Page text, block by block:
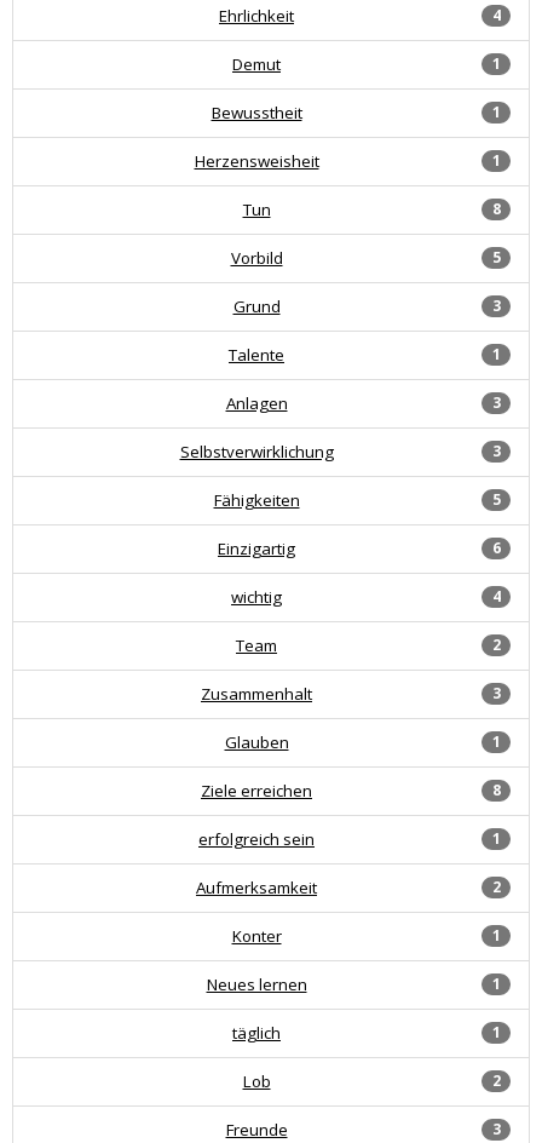
4
Ehrlichkeit
1
Demut
1
Bewusstheit
1
Herzensweisheit
8
Tun
5
Vorbild
3
Grund
1
Talente
3
Anlagen
3
Selbstverwirklichung
5
Fähigkeiten
6
Einzigartig
4
wichtig
2
Team
3
Zusammenhalt
1
Glauben
8
Ziele erreichen
1
erfolgreich sein
2
Aufmerksamkeit
1
Konter
1
Neues lernen
1
täglich
2
Lob
3
Freunde